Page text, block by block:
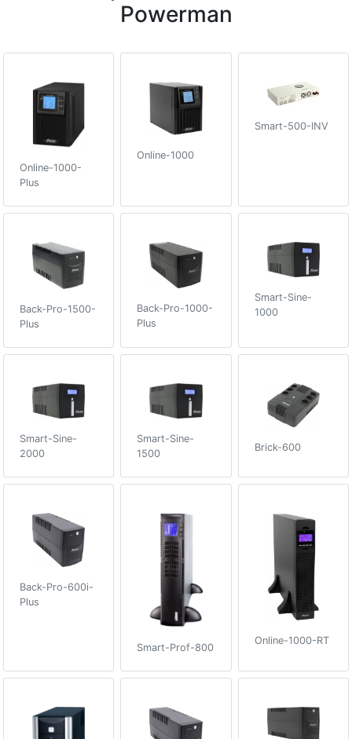
Powerman
Online-1000-
Plus
Online-1000
Smart-500-INV
Back-Pro-1500-
Plus
Back-Pro-1000-
Plus
Smart-Sine-
1000
Smart-Sine-
2000
Smart-Sine-
1500
Brick-600
Back-Pro-600i-
Plus
Smart-Prof-800
Online-1000-RT